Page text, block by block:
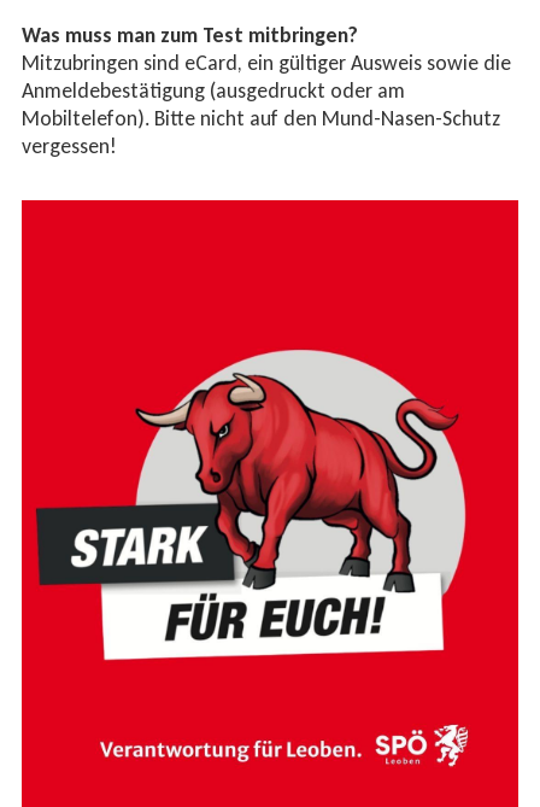
Was muss man zum Test mitbringen?
Mitzubringen sind eCard, ein gültiger Ausweis sowie die
Anmeldebestätigung (ausgedruckt oder am
Mobiltelefon). Bitte nicht auf den Mund-Nasen-Schutz
vergessen!